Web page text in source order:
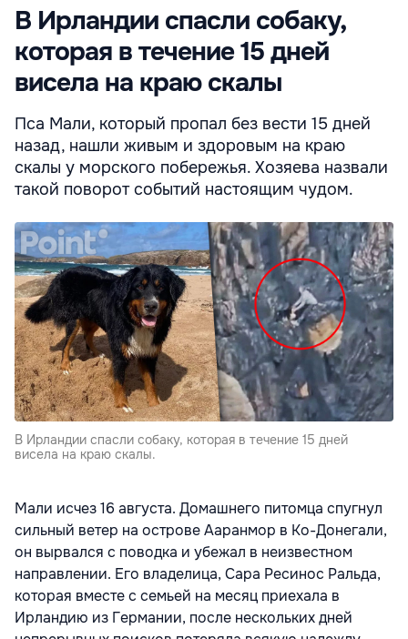
В Ирландии спасли собаку,
которая в течение 15 дней
висела на краю скалы
Пса Мали, который пропал без вести 15 дней
назад, нашли живым и здоровым на краю
скалы у морского побережья. Хозяева назвали
такой поворот событий настоящим чудом.
В Ирландии спасли собаку, которая в течение 15 дней
висела на краю скалы.
Мали исчез 16 августа. Домашнего питомца спугнул
сильный ветер на острове Ааранмор в Ко-Донегали,
он вырвался с поводка и убежал в неизвестном
направлении. Его владелица, Сара Ресинос Ральда,
которая вместе с семьей на месяц приехала в
Ирландию из Германии, после нескольких дней